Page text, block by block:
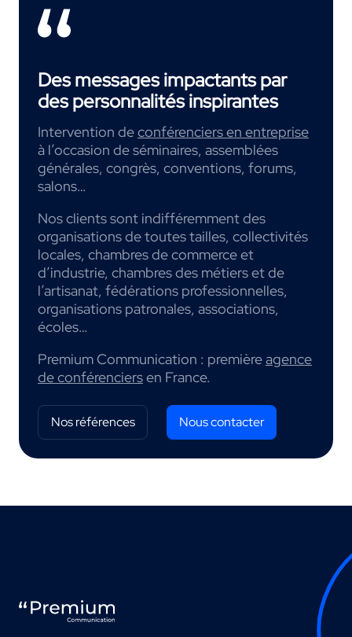
Des messages impactants par
des personnalités inspirantes
Intervention deconférenciers en entreprise
à l’occasion de séminaires, assemblées
générales, congrès, conventions, forums,
salons…
Nos clients sont indifféremment des
organisations de toutes tailles, collectivités
locales, chambres de commerce et
d’industrie, chambres des métiers et de
l’artisanat, fédérations professionnelles,
organisations patronales, associations,
écoles…
Premium Communication : premièreagence
de conférenciersen France.
Nos références Nous contacter